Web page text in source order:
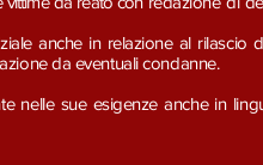
anche in relazione al
da eventuali condanne.
nelle sue esigenze anche in